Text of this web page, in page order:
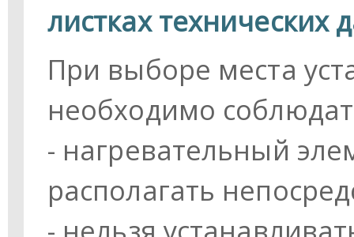
листках технических
При выборе места
необходимо
- нагревательный
располагать